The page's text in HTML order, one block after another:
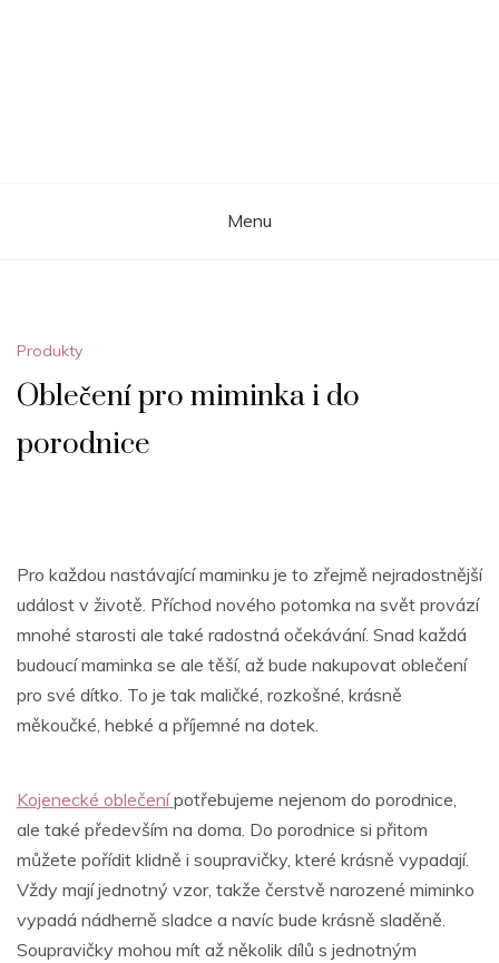
Menu
Produkty
Oblečení pro miminka i do
porodnice
Pro každou nastávající maminku je to zřejmě nejradostnější
událost v životě. Příchod nového potomka na svět provází
mnohé starosti ale také radostná očekávání. Snad každá
budoucí maminka se ale těší, až bude nakupovat oblečení
pro své dítko. To je tak maličké, rozkošné, krásně
měkoučké, hebké a příjemné na dotek.
Kojenecké oblečenípotřebujeme nejenom do porodnice,
ale také především na doma. Do porodnice si přitom
můžete pořídit klidně i soupravičky, které krásně vypadají.
Vždy mají jednotný vzor, takže čerstvě narozené miminko
vypadá nádherně sladce a navíc bude krásně sladěně.
Soupravičky mohou mít až několik dílů s jednotným